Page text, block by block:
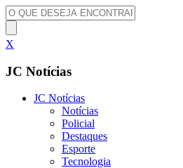
X
JC Notícias
JC Notícias
Notícias
Policial
Destaques
Esporte
Tecnologia